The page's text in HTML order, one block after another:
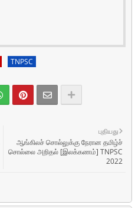
TNPSC
புதியது
ஆங்கிலச் சொல்லுக்கு நேரான தமிழ்ச்
சொல்லை அறிதல் [இலக்கணம்] TNPSC
2022